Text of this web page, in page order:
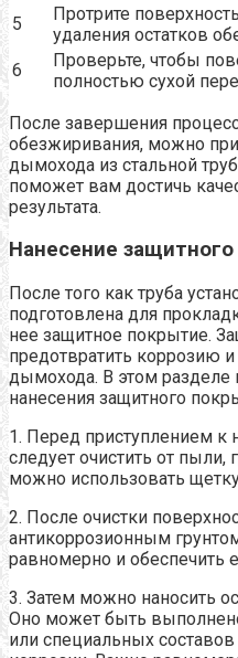
5
Протрите
удаления остатков
6
Проверьте, чтобы
полностью сухой
После завершения
обезжиривания, можно
дымохода из стальной
поможет вам достичь
результата.
Нанесение
После того как труба
подготовлена для
нее защитное покрытие.
предотвратить коррозию
дымохода. В этом
нанесения защитного
1. Перед приступлением к
следует очистить от
можно использовать
2. После очистки
антикоррозионным
равномерно и обеспечить
3. Затем можно наносить
Оно может быть
или специальных